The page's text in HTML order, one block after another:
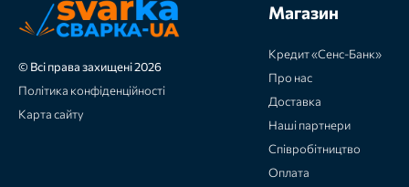
© Всі права захищені 2026
Політика конфіденційності
Карта сайту
Магазин
Кредит «Сенс-Банк»
Про нас
Доставка
Наші партнери
Співробітництво
Оплата